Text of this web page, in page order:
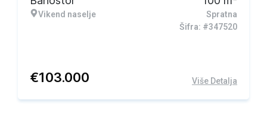
Vikend naselje
Spratna
Šifra: #347520
€103.000 Više Detalja